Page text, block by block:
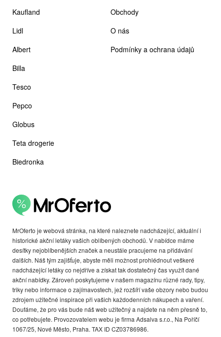
MrOferto je webová stránka, na které naleznete nadcházející, aktuální i
historické akční letáky vašich oblíbených obchodů. V nabídce máme
desítky nejoblíbenějších značek a neustále pracujeme na přidávání
dalších. Náš tým zajišťuje, abyste měli možnost prohlédnout veškeré
nadcházející letáky co nejdříve a získat tak dostatečný čas využít dané
akční nabídky. Zároveň poskytujeme v našem magazínu různé rady, tipy,
triky nebo informace o zajímavostech, jež rozšíří vaše obzory nebo budou
zdrojem užitečné inspirace při vašich každodenních nákupech a vaření.
Doufáme, že pro vás bude náš web užitečný a najdete na něm přesně to,
co potřebujete. Provozovatelem webu je firma Adsalva s.r.o., Na Poříčí
1067/25, Nové Město, Praha. TAX ID CZ03786986.
Kaufland
Lidl
Albert
Billa
Tesco
Pepco
Globus
Teta drogerie
Biedronka
Obchody
O nás
Podmínky a ochrana údajů